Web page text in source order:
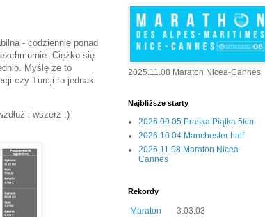
- codziennie ponad
Ciężko się
Myślę że to
czy Turcji to jednak
i wszerz :)
2025.11.08 Maraton Nicea-Cannes
Najbliższe starty
2026.09.05 Praska Piątka 5km
2026.10.04 Manchester half
2026.11.08 Maraton Nicea-
Cannes
Rekordy
Maraton
3:03:03